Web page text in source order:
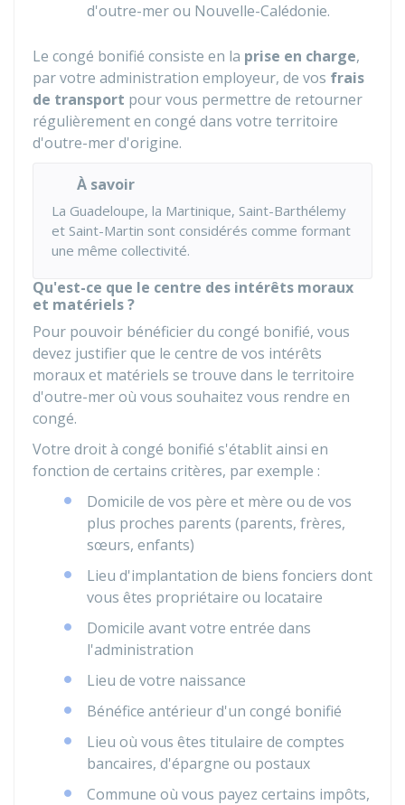
d'outre-mer ou Nouvelle-Calédonie.
Le congé bonifié consiste en la prise en charge,
par votre administration employeur, de vos frais
de transport pour vous permettre de retourner
régulièrement en congé dans votre territoire
d'outre-mer d'origine.
À savoir
La Guadeloupe, la Martinique, Saint-Barthélemy
et Saint-Martin sont considérés comme formant
une même collectivité.
Qu'est-ce que le centre des intérêts moraux
et matériels ?
Pour pouvoir bénéficier du congé bonifié, vous
devez justifier que le centre de vos intérêts
moraux et matériels se trouve dans le territoire
d'outre-mer où vous souhaitez vous rendre en
congé.
Votre droit à congé bonifié s'établit ainsi en
fonction de certains critères, par exemple :
Domicile de vos père et mère ou de vos
plus proches parents (parents, frères,
sœurs, enfants)
Lieu d'implantation de biens fonciers dont
vous êtes propriétaire ou locataire
Domicile avant votre entrée dans
l'administration
Lieu de votre naissance
Bénéfice antérieur d'un congé bonifié
Lieu où vous êtes titulaire de comptes
bancaires, d'épargne ou postaux
Commune où vous payez certains impôts,